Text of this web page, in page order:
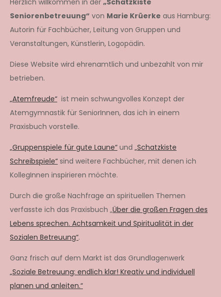
Seniorenbetreuung“ von Marie Krüerke aus Hamburg:
Autorin für Fachbücher, Leitung von Gruppen und
Veranstaltungen, Künstlerin, Logopädin.
Diese Website wird ehrenamtlich und unbezahlt von mir
betrieben.
„Atemfreude“ ist mein schwungvolles Konzept der
Atemgymnastik für SeniorInnen, das ich in einem
Praxisbuch vorstelle.
„Gruppenspiele für gute Laune“ und „Schatzkiste
Schreibspiele“ sind weitere Fachbücher, mit denen ich
KollegInnen inspirieren möchte.
Durch die große Nachfrage an spirituellen Themen
verfasste ich das Praxisbuch „Über die großen Fragen des
Lebens sprechen. Achtsamkeit und Spiritualität in der
Sozialen Betreuung“.
Ganz frisch auf dem Markt ist das Grundlagenwerk
„Soziale Betreuung: endlich klar! Kreativ und individuell
planen und anleiten.“